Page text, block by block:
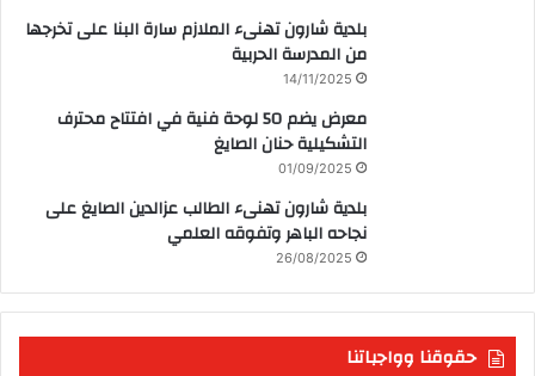
بلدية شارون تهنىء الملازم سارة البنا على تخرجها
من المدرسة الحربية
14/11/2025
معرض يضم 50 لوحة فنية في افتتاح محترف
التشكيلية حنان الصايغ
01/09/2025
بلدية شارون تهنىء الطالب عزالدين الصايغ على
نجاحه الباهر وتفوقه العلمي
26/08/2025
حقوقنا وواجباتنا